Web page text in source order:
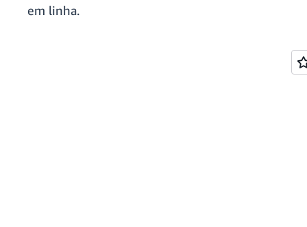
em linha.